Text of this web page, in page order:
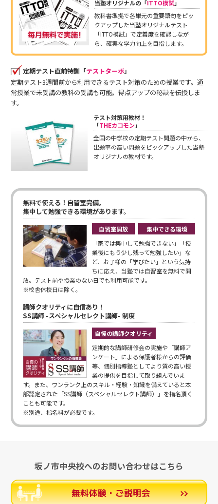
当塾オリジナルの「ITTO模試」
教科書準拠で各単元の重要語句をピッ
クアップした当塾オリジナルテスト
「ITTO模試」で定着度を確認しなが
ら、確実な学力向上を目指します。
定期テスト直前特訓「テストターボ」
定期テスト3週間前から利用できるテスト対策のための授業です。通
常授業で未受講の教科の受講も可能。得点アップの秘訣を伝授しま
す。
テスト対策用教材！
「THEカコモン」
全国の中学校の定期テスト問題の中から、
出題率の高い問題をピックアップした当塾
オリジナルの教材です。
無料で使える！自習室完備。
集中して勉強できる環境があります。
自習室開放
集中できる環境
「家では集中して勉強できない」「授
業後にもう少し残って勉強したい」な
ど、お子様の「学びたい」という気持
ちに応え、当塾では自習室を無料で開
放。テスト前や授業のない日でも利用可能です。
※校舎休校日は除く。
講師クオリティに自信あり！
SS講師 -スペシャルセレクト講師- 制度
自慢の講師クオリティ
定期的な講師研修会の実施や「講師ア
ンケート」による保護者様からの評価
等、個別指導塾としてより質の高い授
業の提供を目指して取り組んでいま
す。また、ワンランク上のスキル・経験・知識を備えていると本
部認定された「SS講師（スペシャルセレクト講師）」を指名頂く
ことも可能です。
※別途、指名料が必要です。
坂ノ市中央校へのお問い合わせはこちら
無料体験・ご説明会